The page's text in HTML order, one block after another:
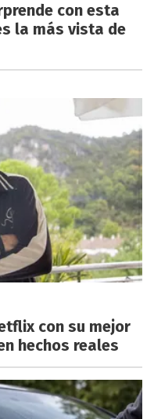
con esta
la más vista de
con su mejor
hechos reales